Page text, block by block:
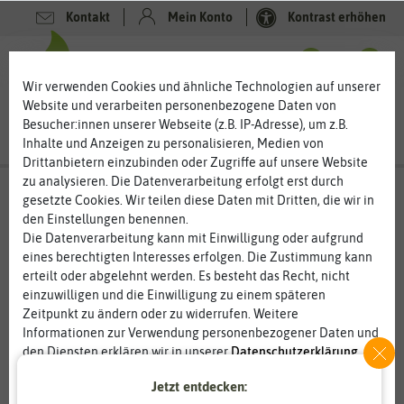
Kontakt Mein Konto Kontrast erhöhen
-20%
Wir verwenden Cookies und ähnliche Technologien auf unserer
Website und verarbeiten personenbezogene Daten von
Besucher:innen unserer Webseite (z.B. IP-Adresse), um z.B.
Inhalte und Anzeigen zu personalisieren, Medien von
Drittanbietern einzubinden oder Zugriffe auf unsere Website
zu analysieren. Die Datenverarbeitung erfolgt erst durch
gesetzte Cookies. Wir teilen diese Daten mit Dritten, die wir in
den Einstellungen benennen.
Die Datenverarbeitung kann mit Einwilligung oder aufgrund
eines berechtigten Interesses erfolgen. Die Zustimmung kann
erteilt oder abgelehnt werden. Es besteht das Recht, nicht
einzuwilligen und die Einwilligung zu einem späteren
Zeitpunkt zu ändern oder zu widerrufen. Weitere
Informationen zur Verwendung personenbezogener Daten und
den Diensten erklären wir in unsererDaten­schutz­erklärung.
Jetzt entdecken: